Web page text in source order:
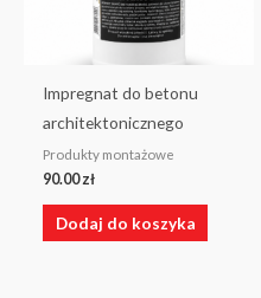
Impregnat do betonu
architektonicznego
Produkty montażowe
90.00zł
Dodaj do koszyka